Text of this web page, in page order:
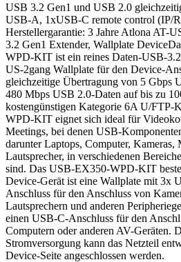
USB 3.2 Gen1 und USB 2.0
USB-A, 1xUSB-C remote control (IP/
Herstellergarantie: 3 Jahre Atlona
3.2 Gen1 Extender, Wallplate
WPD-KIT ist ein reines Daten-USB-
US-2gang Wallplate für den Device-
gleichzeitige Übertragung von 5 Gbps
480 Mbps USB 2.0-Daten auf bis zu
kostengünstigen Kategorie 6A U/FTP-
WPD-KIT eignet sich ideal für
Meetings, bei denen USB-
darunter Laptops, Computer, Kameras,
Lautsprecher, in verschiedenen
sind. Das USB-EX350-WPD-KIT
Device-Gerät ist eine Wallplate mit 3x
Anschluss für den Anschluss von
Lautsprechern und anderen
einen USB-C-Anschluss für den
Computern oder anderen AV-Geräten.
Stromversorgung kann das Netzteil
Device-Seite angeschlossen werden.